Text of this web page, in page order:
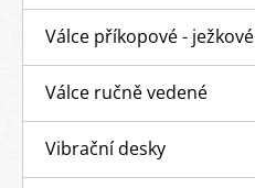
Válce příkopové - ježkové
Válce ručně vedené
Vibrační desky